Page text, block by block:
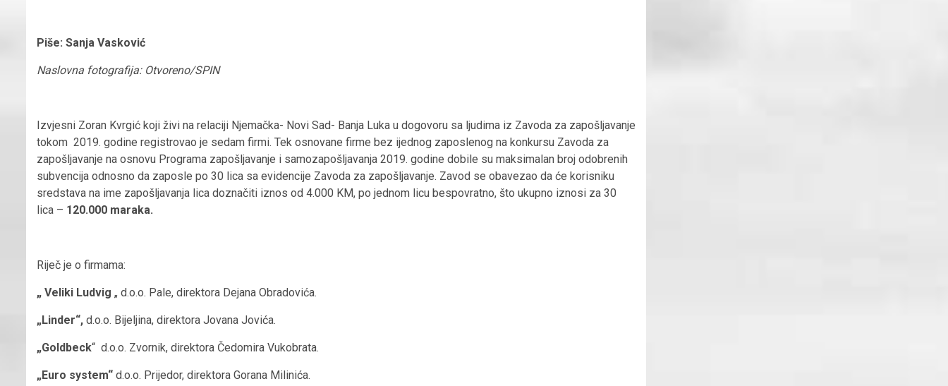
Piše: Sanja Vasković
Naslovna fotografija: Otvoreno/SPIN
Izvjesni Zoran Kvrgić koji živi na relaciji Njemačka- Novi Sad- Banja Luka u dogovoru sa ljudima iz Zavoda za zapošljavanje
tokom 2019. godine registrovao je sedam firmi. Tek osnovane firme bez ijednog zaposlenog na konkursu Zavoda za
zapošljavanje na osnovu Programa zapošljavanje i samozapošljavanja 2019. godine dobile su maksimalan broj odobrenih
subvencija odnosno da zaposle po 30 lica sa evidencije Zavoda za zapošljavanje. Zavod se obavezao da će korisniku
sredstava na ime zapošljavanja lica doznačiti iznos od 4.000 KM, po jednom licu bespovratno, što ukupno iznosi za 30
lica – 120.000 maraka.
Riječ je o firmama:
„ Veliki Ludvig „ d.o.o. Pale, direktora Dejana Obradovića.
„Linder“, d.o.o. Bijeljina, direktora Jovana Jovića.
„Goldbeck“ d.o.o. Zvornik, direktora Čedomira Vukobrata.
„Euro system“ d.o.o. Prijedor, direktora Gorana Milinića.